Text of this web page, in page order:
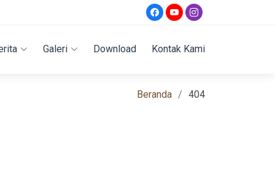
Galeri Download Kontak Kami
Beranda 404